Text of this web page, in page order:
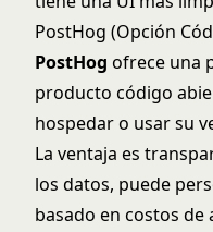
PostHog (Opción
PostHog ofrece una
producto código
hospedar o usar su
La ventaja es
los datos, puede
basado en costos